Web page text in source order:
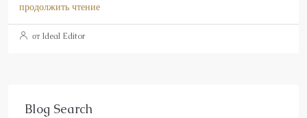
продолжить чтение
от Ideal Editor
Blog Search